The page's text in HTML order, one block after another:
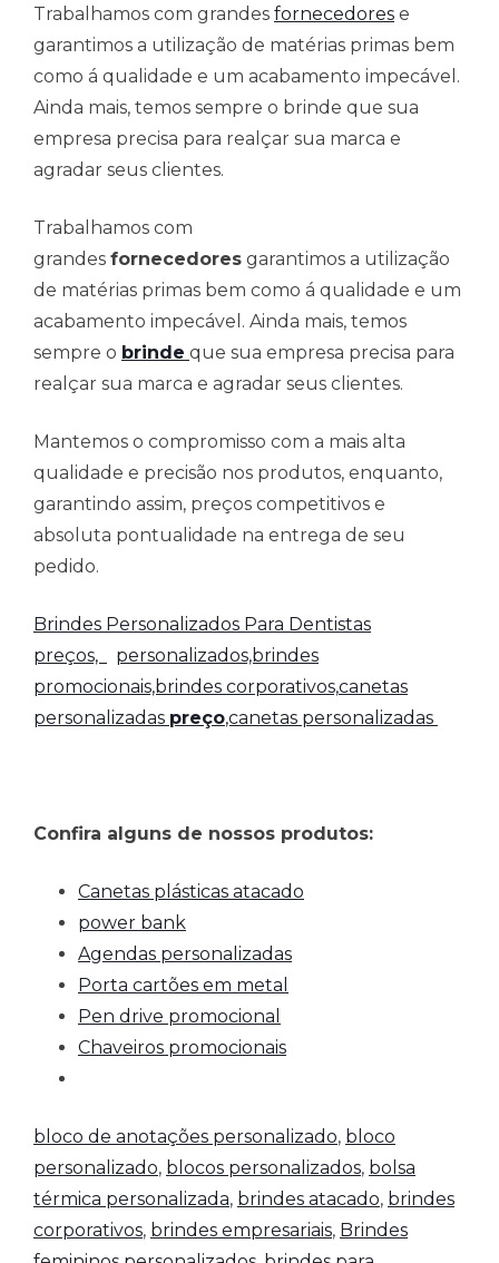
Trabalhamos com grandes fornecedores e
garantimos a utilização de matérias primas bem
como á qualidade e um acabamento impecável.
Ainda mais, temos sempre o brinde que sua
empresa precisa para realçar sua marca e
agradar seus clientes.
Trabalhamos com
grandes fornecedores garantimos a utilização
de matérias primas bem como á qualidade e um
acabamento impecável. Ainda mais, temos
sempre o brinde que sua empresa precisa para
realçar sua marca e agradar seus clientes.
Mantemos o compromisso com a mais alta
qualidade e precisão nos produtos, enquanto,
garantindo assim, preços competitivos e
absoluta pontualidade na entrega de seu
pedido.
Brindes Personalizados Para Dentistas
preços,
personalizados,brindes
promocionais,brindes corporativos,canetas
personalizadas preço,canetas personalizadas
Confira alguns de nossos produtos:
Canetas plásticas atacado
power bank
Agendas personalizadas
Porta cartões em metal
Pen drive promocional
Chaveiros promocionais
bloco de anotações personalizado, bloco
personalizado, blocos personalizados, bolsa
térmica personalizada, brindes atacado, brindes
corporativos, brindes empresariais, Brindes